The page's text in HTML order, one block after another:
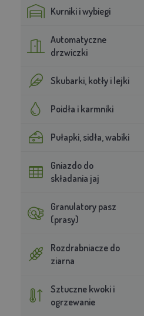
Kurniki i wybiegi
Automatyczne
drzwiczki
Skubarki, kotły i lejki
Poidła i karmniki
Pułapki, sidła, wabiki
Gniazdo do
składania jaj
Granulatory pasz
(prasy)
Rozdrabniacze do
ziarna
Sztuczne kwoki i
ogrzewanie